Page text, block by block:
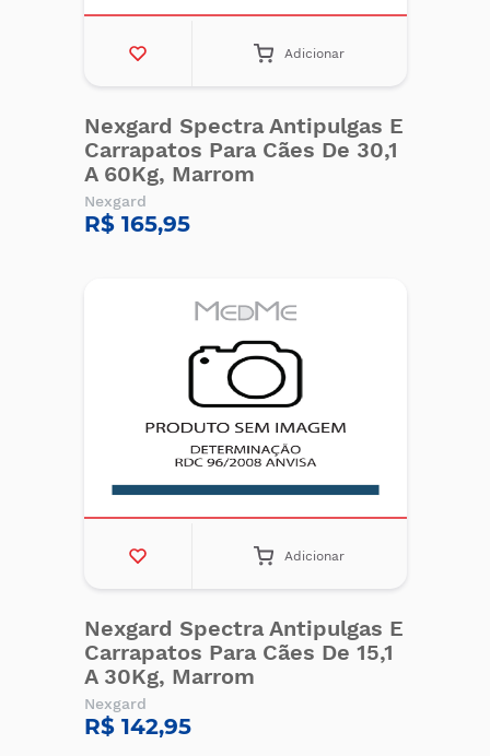
Adicionar
Nexgard Spectra Antipulgas E
Carrapatos Para Cães De 30,1
A 60Kg, Marrom
Nexgard
R$ 165,95
Adicionar
Nexgard Spectra Antipulgas E
Carrapatos Para Cães De 15,1
A 30Kg, Marrom
Nexgard
R$ 142,95